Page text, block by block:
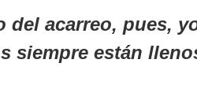
acarreo, pues,
siempre están